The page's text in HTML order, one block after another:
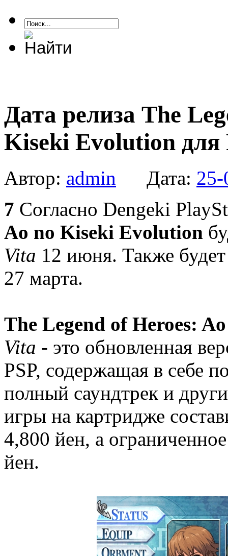
Дата релиза The
Kiseki Evolution для
Автор: admin Дата:
7 Согласно Dengeki
Ao no Kiseki Evolution
Vita 12 июня. Также
27 марта.
The Legend of Heroes:
Vita - это обновленная
PSP, содержащая в себе
полный саундтрек и
игры на картридже
4,800 йен, а
йен.